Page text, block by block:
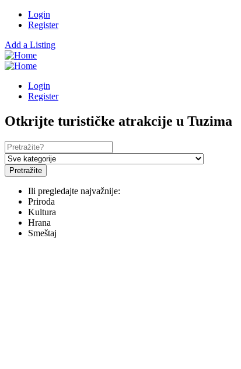
Login
Register
Add a Listing
Login
Register
Otkrijte turističke atrakcije u Tuzima
Pretražite
Ili pregledajte najvažnije:
Priroda
Kultura
Hrana
Smeštaj